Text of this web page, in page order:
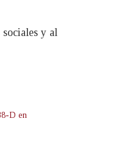
sociales y al
D en